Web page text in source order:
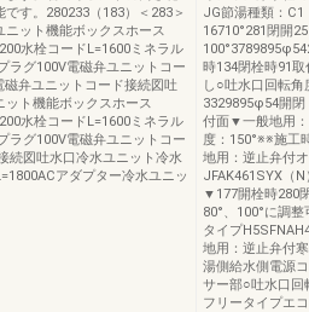
す。280233（183）＜283＞
ニット機能ボックスホース
水栓コードL=1600ミネラル
ラグ100V電磁弁ユニットコー
磁弁ユニットコード接続図吐
ト機能ボックスホース
水栓コードL=1600ミネラル
ラグ100V電磁弁ユニットコー
続図吐水口冷水ユニット冷水
アダプター冷水ユニッ
JG節湯種類：C1
16710°281閉開
時134閉栓時91
し○吐水口回転
3329895φ54開
付面▼一般地用
度：150°※※施工
地用：逆止弁付
JFAK461SYX（
▼177開栓時280
80°、100°に調
タイプ
地用：逆止弁付
湯側給水側電源
サー部○吐水口回
フリータイプエ